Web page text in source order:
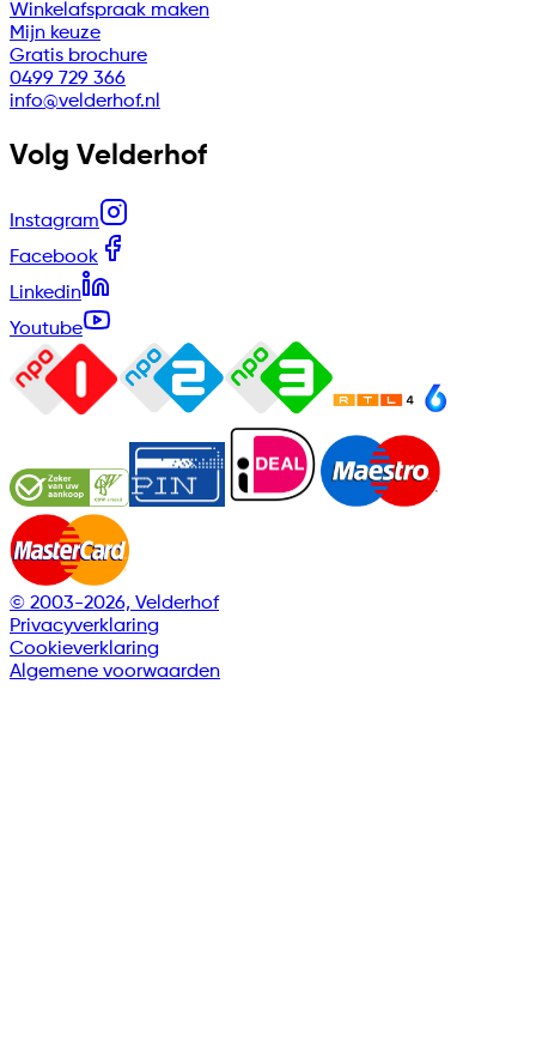
Winkelafspraak maken
Mijn keuze
Gratis brochure
0499 729 366
info@velderhof.nl
Volg Velderhof
Instagram
Facebook
Linkedin
Youtube
© 2003-2026, Velderhof
Privacyverklaring
Cookieverklaring
Algemene voorwaarden